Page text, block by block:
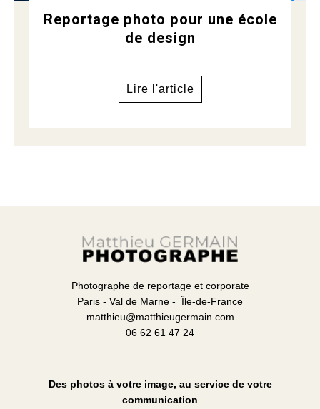
Reportage photo pour une école
de design
Lire l'article
Photographe de reportage et corporate
Paris - Val de Marne - Île-de-France
matthieu@matthieugermain.com
06 62 61 47 24
Des photos à votre image, au service de votre
communication